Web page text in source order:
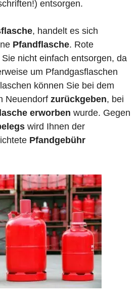
entsorgen.
, handelt es sich
Pfandflasche. Rote
nicht einfach entsorgen, da
um Pfandgasflaschen
können Sie bei dem
Neuendorf zurückgeben, bei
erworben wurde. Gegen
wird Ihnen der
Pfandgebühr